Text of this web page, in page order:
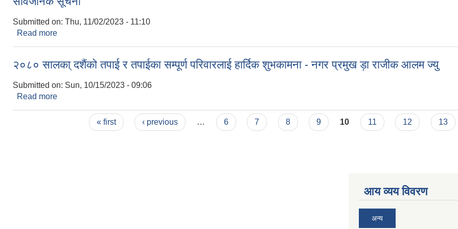
Submitted on: Thu, 11/02/2023 - 11:10
Read more
२०८० सालका् दशैंको तपाई र तपाईका सम्पूर्ण परिवारलाई हार्दिक शुभकामना - नगर प्रमुख ड़ा राजीक आलम ज्यु
Submitted on: Sun, 10/15/2023 - 09:06
Read more
« first ‹ previous … 6 7 8 9 10 11 12 13
आय व्यय विवरण
अन्य